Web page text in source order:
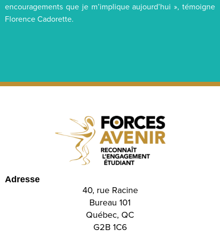
encouragements que je m’implique aujourd’hui », témoigne
Florence Cadorette.
Adresse
40, rue Racine
Bureau 101
Québec, QC
G2B 1C6